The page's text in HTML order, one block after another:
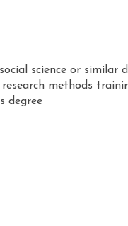
science or similar
methods
degree